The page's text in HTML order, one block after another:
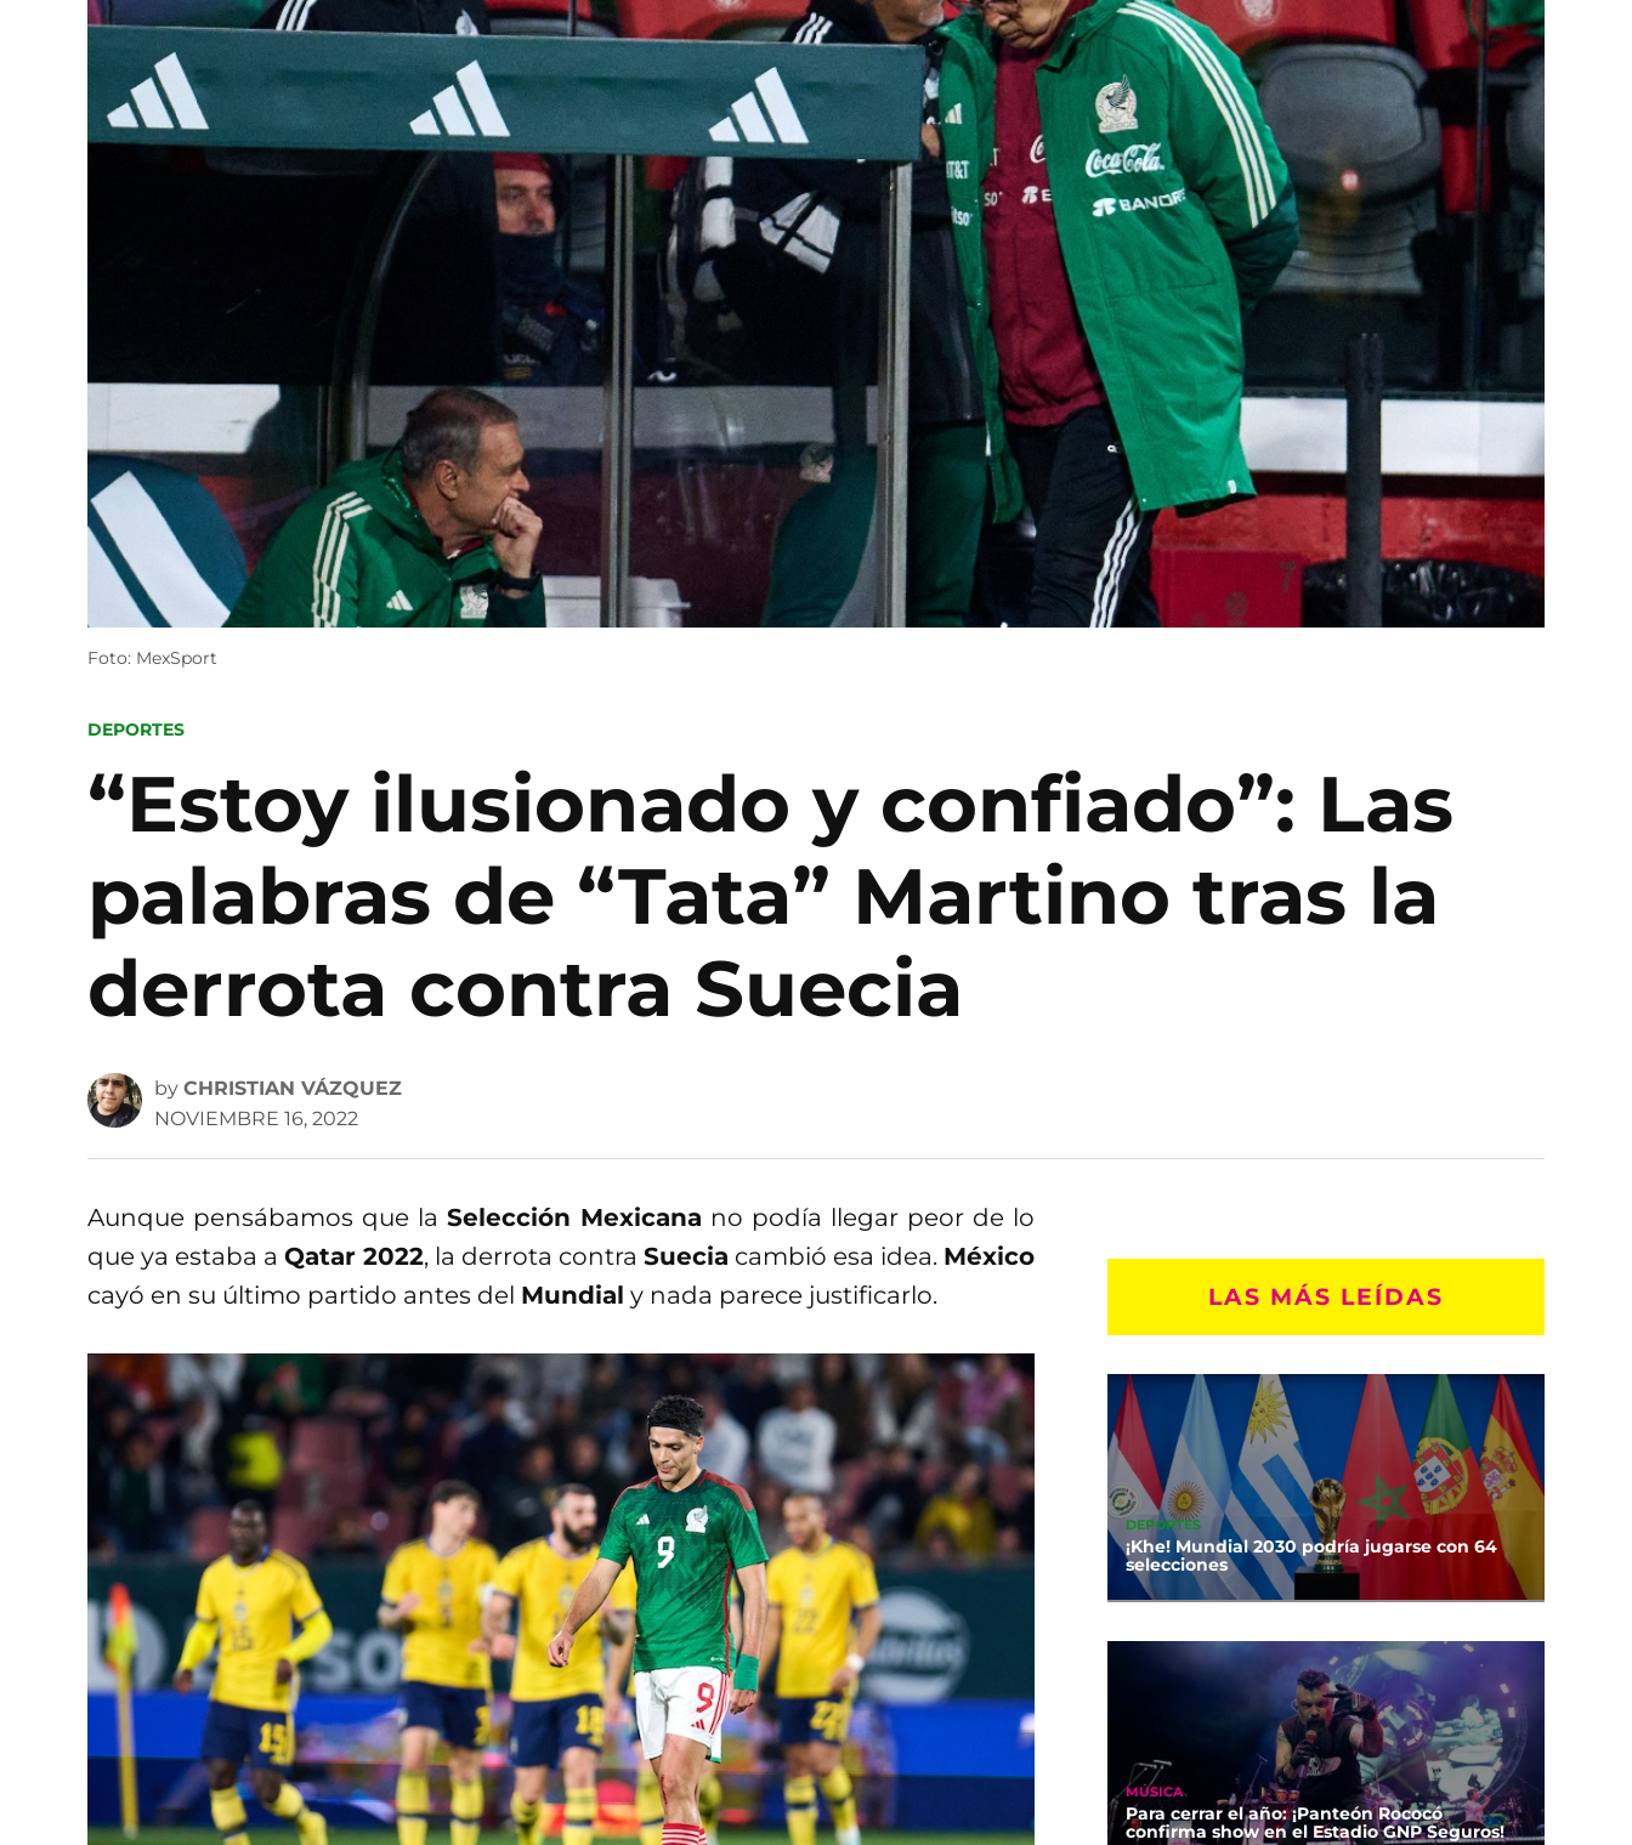
Foto: MexSport
POSTED
DEPORTES
“Estoy ilusionado y confiado”: Las
palabras de “Tata” Martino tras la
derrota contra Suecia
by CHRISTIAN VÁZQUEZ
NOVIEMBRE 16, 2022
Aunque pensábamos que la Selección Mexicana no podía llegar peor de lo
que ya estaba a Qatar 2022, la derrota contra Suecia cambió esa idea. México
cayó en su último partido antes del Mundial y nada parece justificarlo. LAS MÁS LEÍDAS
DEPORTES
¡Khe! Mundial 2030 podría jugarse con 64
selecciones
MÚSICA
Para cerrar el año: ¡Panteón Rococó
confirma show en el Estadio GNP Seguros!